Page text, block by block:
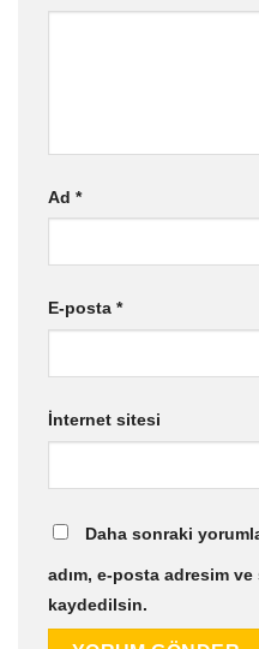
Ad *
E-posta *
İnternet sitesi
Daha sonraki
adım, e-posta adresim
kaydedilsin.